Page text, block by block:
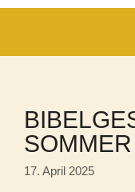
17. April 2025